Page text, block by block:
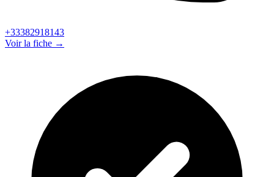
+33382918143
Voir la fiche →